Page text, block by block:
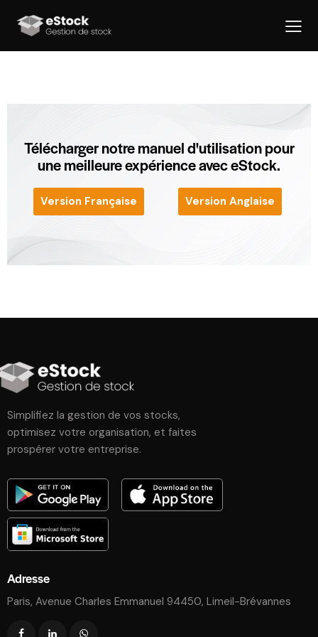
Télécharger notre manuel d'utilisation pour
une meilleure expérience avec eStock.
Version Française Version Anglaise
Simplifiez la gestion de vos stocks,
optimisez votre organisation, et faites
prospérer votre entreprise.
Adresse
Paris, Avenue Charles Emmanuel 94450, Limeil-Brévannes